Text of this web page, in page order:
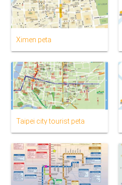
Ximen peta
Taipei city tourist peta